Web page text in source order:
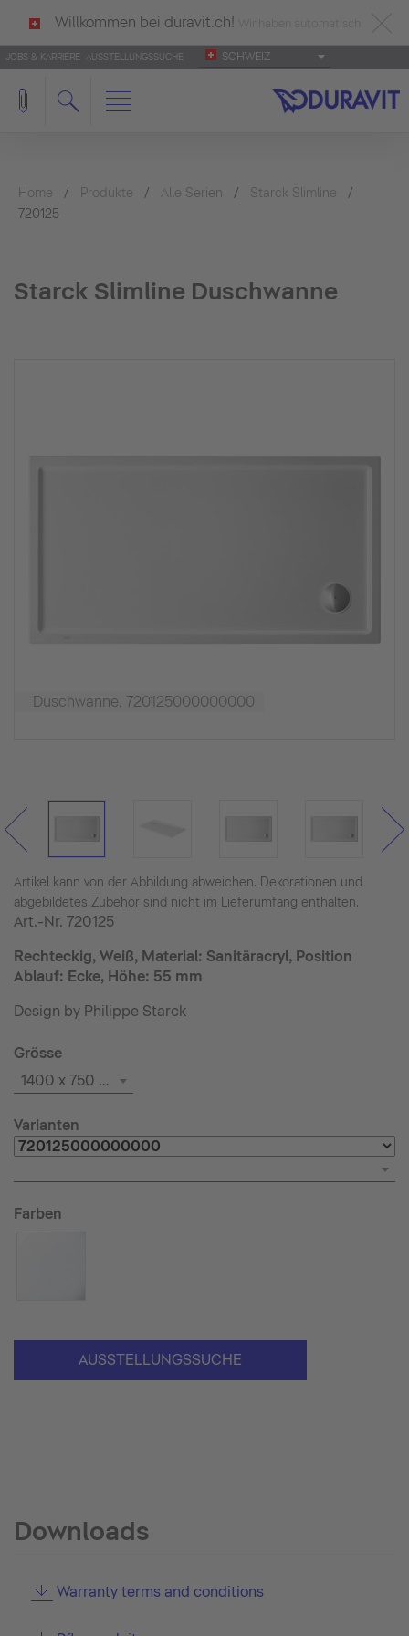
Willkommen bei duravit.ch!
deutsch als Ihre Sprache erkannt.
Français Italiano
JOBS & KARRIERE AUSSTELLUNGSSUCHE SCHWEIZ
Home Produkte Alle Serien
Starck Slimline
720125
Starck Slimline Duschwanne
Duschwanne, 720125000000000
Artikel kann von der Abbildung abweichen. Dekorationen und
abgebildetes Zubehör sind nicht im Lieferumfang enthalten.
Art.-Nr. 720125
Rechteckig, Weiß, Material: Sanitäracryl, Position
Ablauf: Ecke, Höhe: 55 mm
Design by Philippe Starck
Grösse
1400 x 750 mm
Varianten
Farben
AUSSTELLUNGSSUCHE
Downloads
Warranty terms and conditions